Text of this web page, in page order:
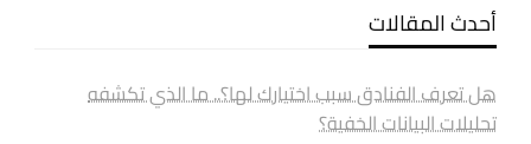
أحدث المقالات
هل تعرف الفنادق سبب اختيارك لها؟.. ما الذي تكشفه
تحليلات البيانات الخفية؟